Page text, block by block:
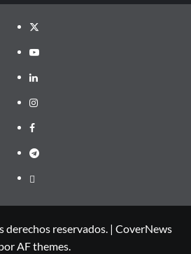
Twitter
YouTube
LinkedIn
Instagram
Facebook
Telegram
PayPal
reservados. | CoverNews
AF themes.